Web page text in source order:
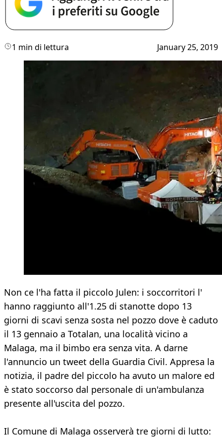
1 min di lettura January 25, 2019
Non ce l'ha fatta il piccolo Julen: i soccorritori l'
hanno raggiunto all'1.25 di stanotte dopo 13
giorni di scavi senza sosta nel pozzo dove è caduto
il 13 gennaio a Totalan, una località vicino a
Malaga, ma il bimbo era senza vita. A darne
l'annuncio un tweet della Guardia Civil. Appresa la
notizia, il padre del piccolo ha avuto un malore ed
è stato soccorso dal personale di un'ambulanza
presente all'uscita del pozzo.
Il Comune di Malaga osserverà tre giorni di lutto: